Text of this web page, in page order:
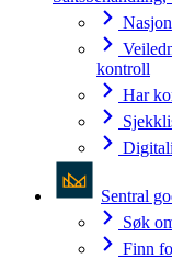
kontroll
Har
Sentral
Søk
Finn